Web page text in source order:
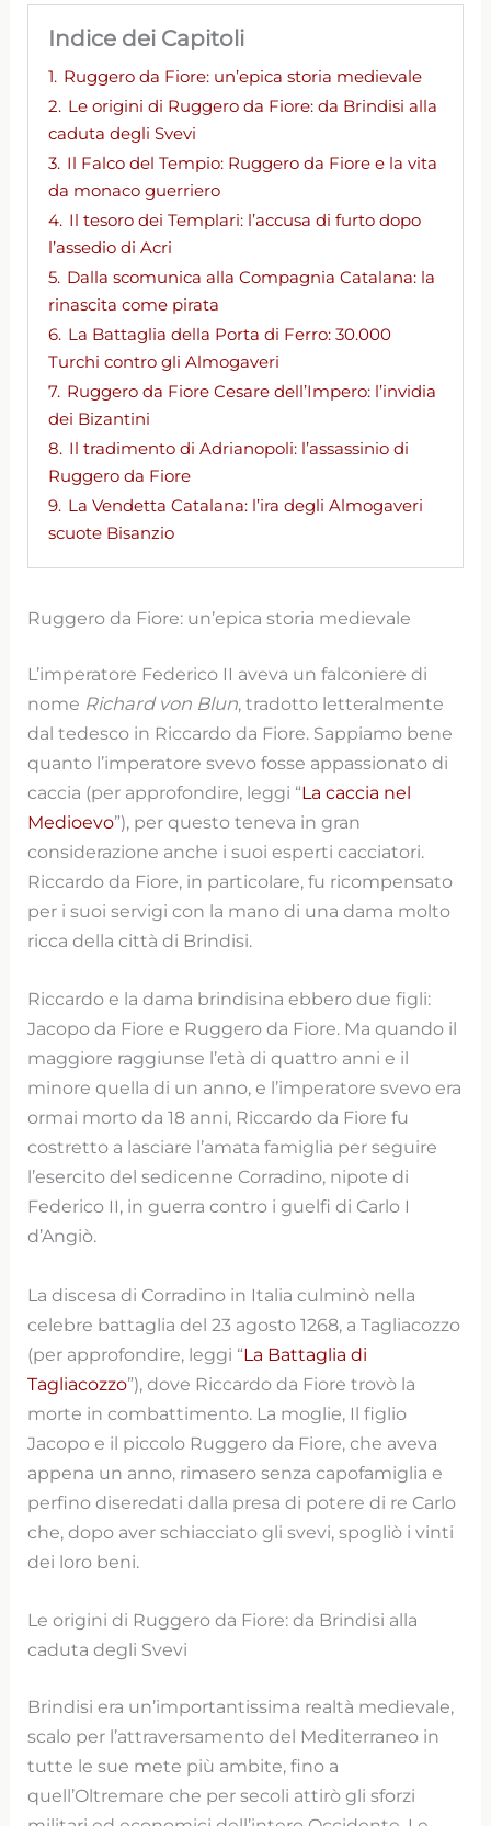
Indice dei Capitoli
1. Ruggero da Fiore: un’epica storia medievale
2. Le origini di Ruggero da Fiore: da Brindisi alla
caduta degli Svevi
3. Il Falco del Tempio: Ruggero da Fiore e la vita
da monaco guerriero
4. Il tesoro dei Templari: l’accusa di furto dopo
l’assedio di Acri
5. Dalla scomunica alla Compagnia Catalana: la
rinascita come pirata
6. La Battaglia della Porta di Ferro: 30.000
Turchi contro gli Almogaveri
7. Ruggero da Fiore Cesare dell’Impero: l’invidia
dei Bizantini
8. Il tradimento di Adrianopoli: l’assassinio di
Ruggero da Fiore
9. La Vendetta Catalana: l’ira degli Almogaveri
scuote Bisanzio
Ruggero da Fiore: un’epica storia medievale
L’imperatore Federico II aveva un falconiere di
nome Richard von Blun, tradotto letteralmente
dal tedesco in Riccardo da Fiore. Sappiamo bene
quanto l’imperatore svevo fosse appassionato di
caccia (per approfondire, leggi “La caccia nel
Medioevo”), per questo teneva in gran
considerazione anche i suoi esperti cacciatori.
Riccardo da Fiore, in particolare, fu ricompensato
per i suoi servigi con la mano di una dama molto
ricca della città di Brindisi.
Riccardo e la dama brindisina ebbero due figli:
Jacopo da Fiore e Ruggero da Fiore. Ma quando il
maggiore raggiunse l’età di quattro anni e il
minore quella di un anno, e l’imperatore svevo era
ormai morto da 18 anni, Riccardo da Fiore fu
costretto a lasciare l’amata famiglia per seguire
l’esercito del sedicenne Corradino, nipote di
Federico II, in guerra contro i guelfi di Carlo I
d’Angiò.
La discesa di Corradino in Italia culminò nella
celebre battaglia del 23 agosto 1268, a Tagliacozzo
(per approfondire, leggi “La Battaglia di
Tagliacozzo”), dove Riccardo da Fiore trovò la
morte in combattimento. La moglie, Il figlio
Jacopo e il piccolo Ruggero da Fiore, che aveva
appena un anno, rimasero senza capofamiglia e
perfino diseredati dalla presa di potere di re Carlo
che, dopo aver schiacciato gli svevi, spogliò i vinti
dei loro beni.
Le origini di Ruggero da Fiore: da Brindisi alla
caduta degli Svevi
Brindisi era un’importantissima realtà medievale,
scalo per l’attraversamento del Mediterraneo in
tutte le sue mete più ambite, fino a
quell’Oltremare che per secoli attirò gli sforzi